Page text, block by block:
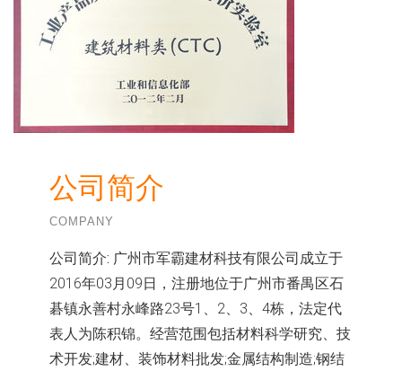
公司简介
COMPANY
公司简介: 广州市军霸建材科技有限公司成立于
2016年03月09日，注册地位于广州市番禺区石
碁镇永善村永峰路23号1、2、3、4栋，法定代
表人为陈积锦。经营范围包括材料科学研究、技
术开发;建材、装饰材料批发;金属结构制造;钢结